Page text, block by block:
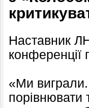
Наставник
конференції
«Ми